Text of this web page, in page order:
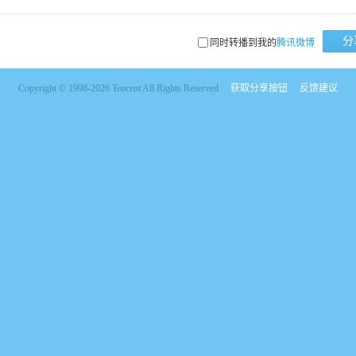
同时转播到我的腾讯微博 分
Copyright © 1998-2026 Tencent All Rights Reserved 获取分享按钮 反馈建议